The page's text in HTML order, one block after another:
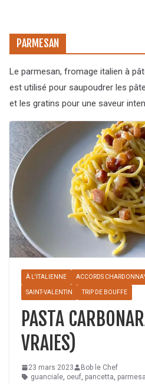
PARMESAN
Le parmesan, fromage italien à
est utilisé pour saupoudrer les
et les gratins pour une saveur
À L'ITALIENNE ACCORDS
SAINT-VALENTIN TRIP DE BOUFFE
PASTA
VRAIES)
23 mars 2023
Bob le Chef
guanciale, oeuf, pancetta,